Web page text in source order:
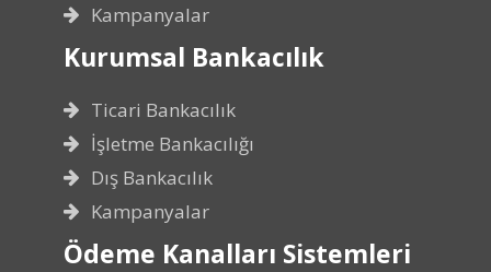
Kampanyalar
Kurumsal Bankacılık
Ticari Bankacılık
İşletme Bankacılığı
Dış Bankacılık
Kampanyalar
Ödeme Kanalları Sistemleri